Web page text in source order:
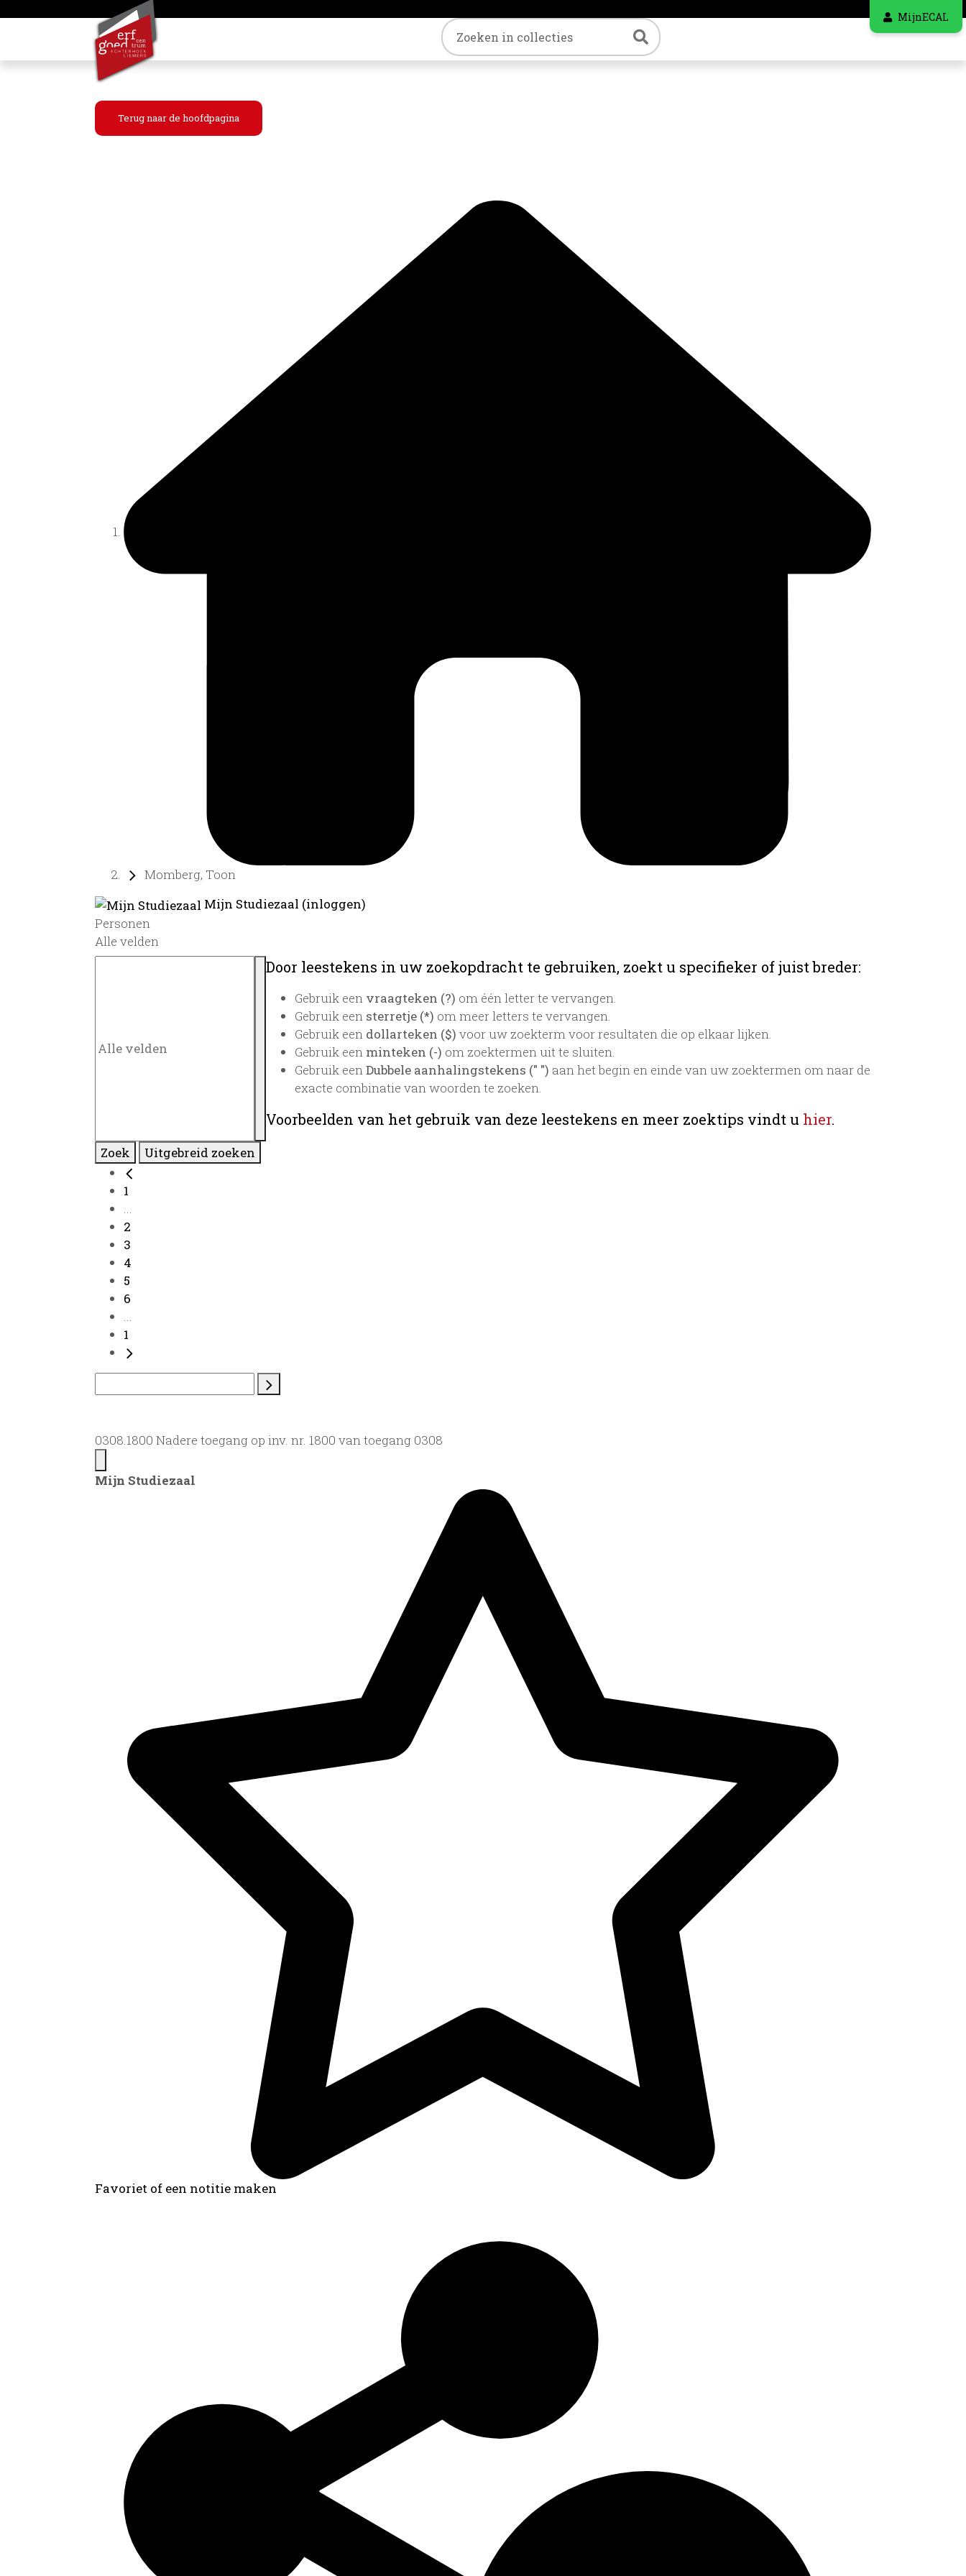
MijnECAL
Trefwoord Zoeken
Terug naar de hoofdpagina
Momberg, Toon
Mijn Studiezaal (inloggen)
Personen
Alle velden
Door leestekens in uw zoekopdracht te gebruiken, zoekt u specifieker of juist breder:
Gebruik een vraagteken (?) om één letter te vervangen.
Gebruik een sterretje (*) om meer letters te vervangen.
Gebruik een dollarteken ($) voor uw zoekterm voor resultaten die op elkaar lijken.
Gebruik een minteken (-) om zoektermen uit te sluiten.
Gebruik eenDubbele aanhalingstekens (" ") aan het begin en einde van uw zoektermen om naar de
exacte combinatie van woorden te zoeken.
Voorbeelden van het gebruik van deze leestekens en meer zoektips vindt u hier.
Zoek Uitgebreid zoeken
1
...
2
3
4
5
6
...
1
0308.1800 Nadere toegang op inv. nr. 1800 van toegang 0308
Mijn Studiezaal
Favoriet of een notitie maken